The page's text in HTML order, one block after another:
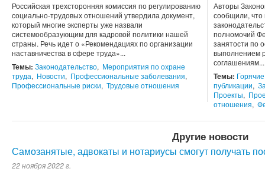
Российская трехсторонняя комиссия по регулированию
социально-трудовых отношений утвердила документ,
который многие эксперты уже назвали
системообразующим для кадровой политики нашей
страны. Речь идет о «Рекомендациях по организации
наставничества в сфере труда»...
Темы: Законодательство, Мероприятия по охране
труда, Новости, Профессиональные заболевания,
Профессиональные риски, Трудовые отношения
Авторы
сообщили,
полномочий
занятости по
выполнением
соглашениям...
Темы:
публикации,
Проекты,
отношения,
Другие новости
Самозанятые, адвокаты и нотариусы смогут получать
22 ноября 2022 г.